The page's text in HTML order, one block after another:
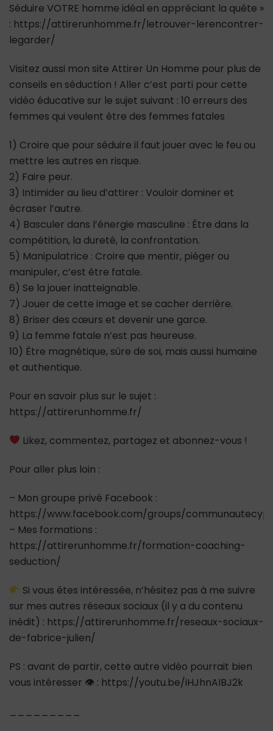
Séduire VOTRE homme idéal en appréciant la quête »
: https://attirerunhomme.fr/letrouver-lerencontrer-
legarder/
Visitez aussi mon site Attirer Un Homme pour plus de
conseils en séduction ! Aller c’est parti pour cette
vidéo éducative sur le sujet suivant : 10 erreurs des
femmes qui veulent être des femmes fatales
1) Croire que pour séduire il faut jouer avec le feu ou
mettre les autres en risque.
2) Faire peur.
3) Intimider au lieu d’attirer : Vouloir dominer et
écraser l’autre.
4) Basculer dans l’énergie masculine : Être dans la
compétition, la dureté, la confrontation.
5) Manipulatrice : Croire que mentir, piéger ou
manipuler, c’est être fatale.
6) Se la jouer inatteignable.
7) Jouer de cette image et se cacher derrière.
8) Briser des cœurs et devenir une garce.
9) La femme fatale n’est pas heureuse.
10) Être magnétique, sûre de soi, mais aussi humaine
et authentique.
Pour en savoir plus sur le sujet :
https://attirerunhomme.fr/
Likez, commentez, partagez et abonnez-vous !
Pour aller plus loin :
– Mon groupe privé Facebook :
https://www.facebook.com/groups/
– Mes formations :
https://attirerunhomme.fr/formation-coaching-
seduction/
Si vous êtes intéressée, n’hésitez pas à me suivre
sur mes autres réseaux sociaux (il y a du contenu
inédit) : https://attirerunhomme.fr/reseaux-sociaux-
de-fabrice-julien/
PS : avant de partir, cette autre vidéo pourrait bien
vous intéresser 👁 : https://youtu.be/iHJhnAIBJ2k